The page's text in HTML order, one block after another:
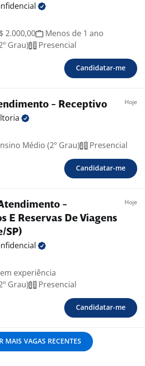
2.000,00
Menos de 1 ano
Grau)
Presencial
Candidatar-me
- Receptivo Hoje
Médio (2º Grau) Presencial
Candidatar-me
-
E Reservas De Viagens
SP)
Hoje
experiência
Grau)
Presencial
Candidatar-me
MAIS VAGAS RECENTES